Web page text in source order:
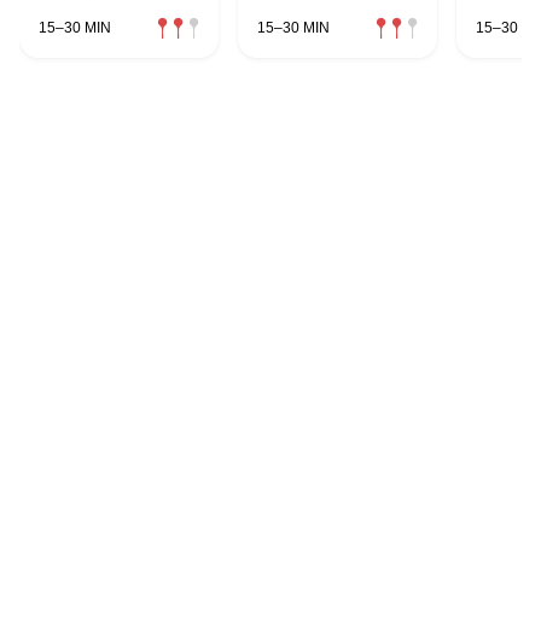
15–30 MIN 15–30 MIN 15–30